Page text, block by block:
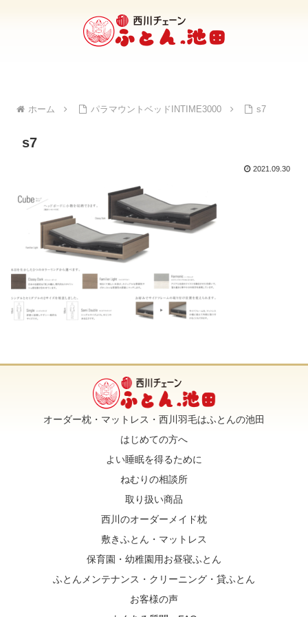
ホーム パラマウントベッドINTIME3000 s7
s7
2021.09.30
オーダー枕・マットレス・西川羽毛はふとんの池田
はじめての方へ
よい睡眠を得るために
ねむりの相談所
取り扱い商品
西川のオーダーメイド枕
敷きふとん・マットレス
保育園・幼稚園用お昼寝ふとん
ふとんメンテナンス・クリーニング・貸ふとん
お客様の声